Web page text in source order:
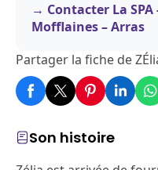
Son histoire
Contacter La
Mofflaines – Arras
Partager la fiche de